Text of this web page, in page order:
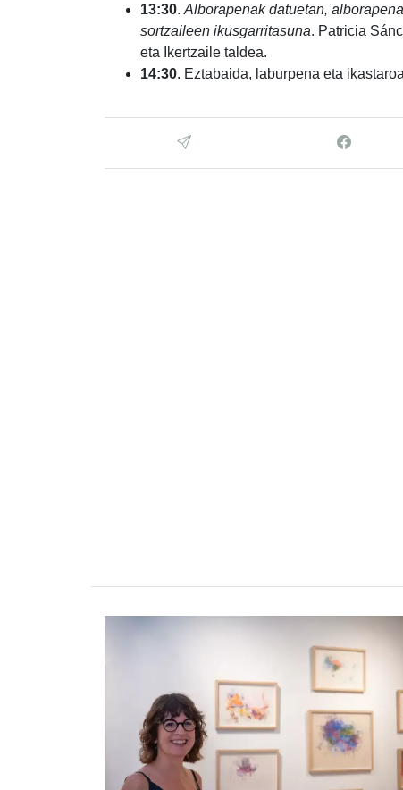
13:30. Alborapenak datuetan,
sortzaileen ikusgarritasuna. Patricia
eta Ikertzaile taldea.
14:30. Eztabaida, laburpena eta